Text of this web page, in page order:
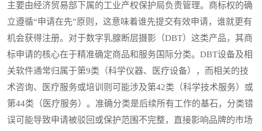
主要由经济贸易部下属的工业产权保护局负责管理。商标权的确
立遵循“申请在先”原则，这意味着谁先提交有效申请，谁就更有
机会获得注册。对于数字乳腺断层摄影（DBT）这类产品，其商
标申请的核心在于精准确定商品和服务国际分类。DBT设备及相
关软件通常归属于第9类（科学仪器、医疗设备），而相关的技
术咨询、医疗服务或培训则可能涉及第42类（科学技术服务）或
第44类（医疗服务）。准确分类是后续所有工作的基石，分类错
误可能导致申请被驳回或保护范围不完整，直接影响品牌的市场